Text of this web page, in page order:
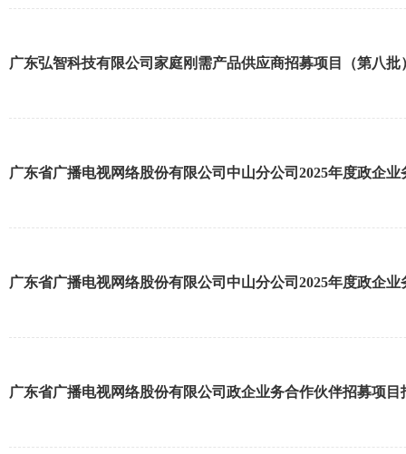
广东弘智科技有限公司家庭刚需产品供应商招募项目（第八批
广东省广播电视网络股份有限公司中山分公司2025年度政企
广东省广播电视网络股份有限公司中山分公司2025年度政企
广东省广播电视网络股份有限公司政企业务合作伙伴招募项目